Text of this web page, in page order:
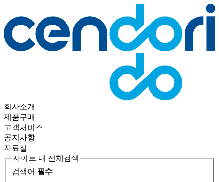
회사소개
제품구매
고객서비스
공지사항
자료실
사이트 내 전체검색
검색어 필수